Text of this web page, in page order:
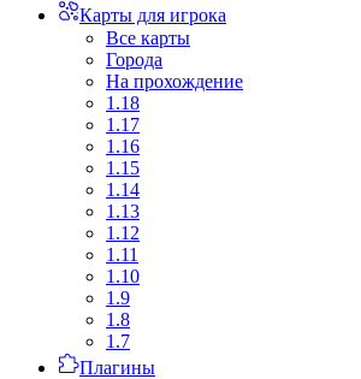
Карты для игрока
Все карты
Города
На прохождение
1.18
1.17
1.16
1.15
1.14
1.13
1.12
1.11
1.10
1.9
1.8
1.7
Плагины